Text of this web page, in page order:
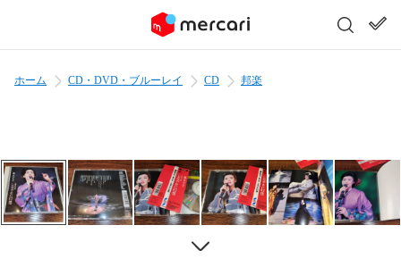
ホーム CD・DVD・ブルーレイ CD 邦楽